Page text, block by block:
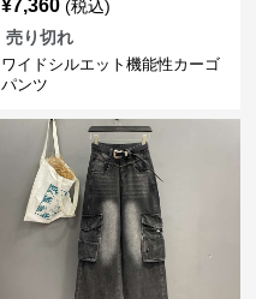
¥7,360 (税込)
売り切れ
ワイドシルエット機能性カーゴ
パンツ